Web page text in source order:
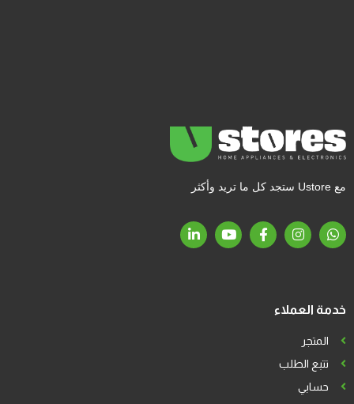
مع Ustore ستجد كل ما تريد وأكثر
خدمة العملاء
المتجر
تتبع الطلب
حسابي